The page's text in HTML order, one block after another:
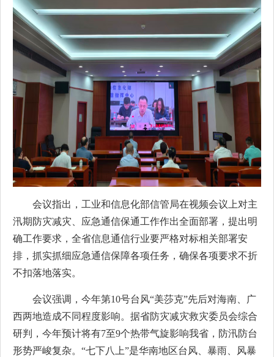
会议指出，工业和信息化部信管局在视频会议上对主
汛期防灾减灾、应急通信保通工作作出全面部署，提出明
确工作要求，全省信息通信行业要严格对标相关部署安
排，抓实抓细应急通信保障各项任务，确保各项要求不折
不扣落地落实。
会议强调，今年第10号台风“美莎克”先后对海南、广
西两地造成不同程度影响。据省防灾减灾救灾委员会综合
研判，今年预计将有7至9个热带气旋影响我省，防汛防台
形势严峻复杂。“七下八上”是华南地区台风、暴雨、风暴